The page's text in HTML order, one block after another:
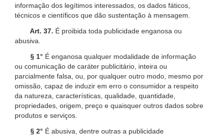
informação dos legítimos interessados, os dados fáticos,
técnicos e científicos que dão sustentação à mensagem.
Art. 37. É proibida toda publicidade enganosa ou
abusiva.
§ 1° É enganosa qualquer modalidade de informação
ou comunicação de caráter publicitário, inteira ou
parcialmente falsa, ou, por qualquer outro modo, mesmo por
omissão, capaz de induzir em erro o consumidor a respeito
da natureza, características, qualidade, quantidade,
propriedades, origem, preço e quaisquer outros dados sobre
produtos e serviços.
§ 2° É abusiva, dentre outras a publicidade